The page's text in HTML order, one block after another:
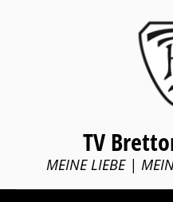
TV
MEINE LIEBE |